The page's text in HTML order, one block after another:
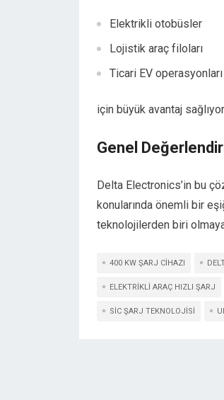
Elektrikli otobüsler
Lojistik araç filoları
Ticari EV operasyonları
için büyük avantaj
Genel
Delta Electronics’in bu
konularında önemli bir
teknolojilerden biri
400 KW ŞARJ CIHAZI
ELEKTRIKLI ARAÇ HIZLI ŞARJ
SIC ŞARJ TEKNOLOJISI